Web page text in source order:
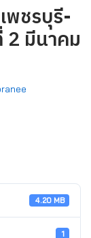
พชรบุรี-
2 มีนาคม
4.20 MB
1